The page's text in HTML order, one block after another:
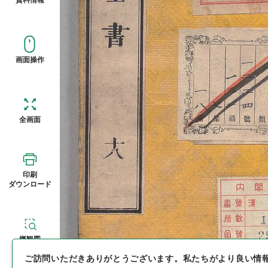
画面操作
全画面
印刷
ダウンロード
概観図
ご訪問いただきありがとうございます。 私たちがより良い情